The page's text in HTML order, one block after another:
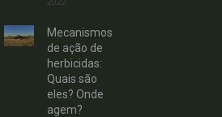
Mecanismos
de ação de
herbicidas:
Quais são
eles? Onde
agem?